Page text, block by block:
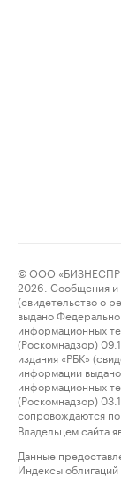
© ООО
2026. Сообщения и
(свидетельство о
выдано
информационных
(Роскомнадзор)
издания «РБК»
информации
информационных
(Роскомнадзор)
сопровождаются
Владельцем сайта
Данные
Индексы